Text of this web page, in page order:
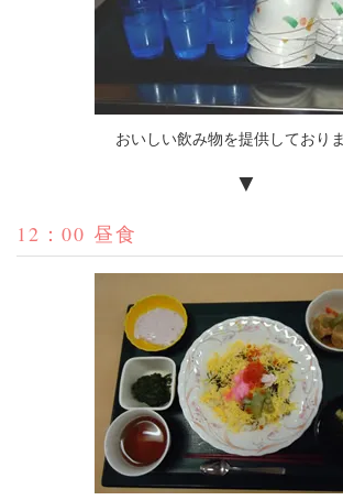
おいしい飲み物を提供しておりま
▼
12：00 昼食